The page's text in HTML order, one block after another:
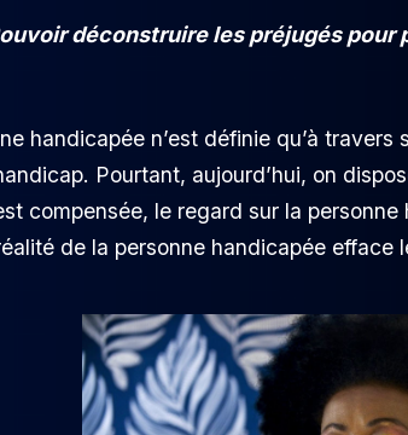
déconstruire les préjugés
handicapée n’est définie qu’à
Pourtant, aujourd’hui, on
compensée, le regard sur la
de la personne handicapée efface